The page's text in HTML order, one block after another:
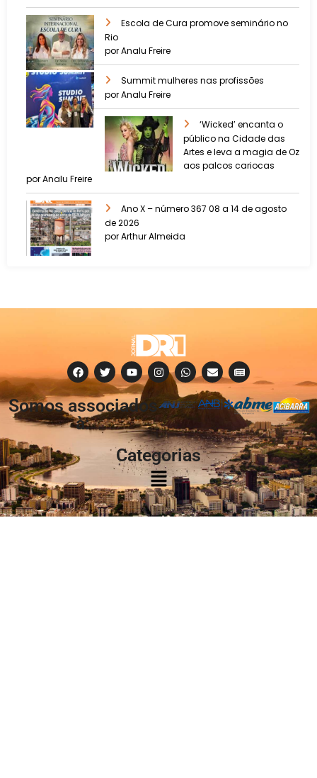
Escola de Cura promove seminário no
Rio
por Analu Freire
Summit mulheres nas profissões
por Analu Freire
‘Wicked’ encanta o
público na Cidade das
Artes e leva a magia de Oz
aos palcos cariocas
por Analu Freire
Ano X – número 367 08 a 14 de agosto
de 2026
por Arthur Almeida
Somos associados
à:
Categorias